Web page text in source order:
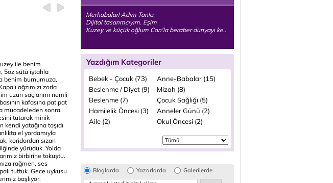
ile benim
5oz sütü iştahla
benim burnumuza,
ağzımızı zorla
uzun saçlarımı nemli
kafasına pat pat
mücadeleden sonra,
tutarak minik
kendi yatağına taşıdı
el yordamıyla
koridordan sızan
yürüdük. Yolda
birbirine tokuştu.
rağmen, ses
tuttuk. Gece uykusu
başlıyor.
Merhabalar! Adım Tanla.
Dijital tasarımcıyım. Eşim
Kuzey ve küçük oğlum Can'la beraber dünyayı ke..
Yazdığım Kategoriler
Bebek - Çocuk (73)
Anne-Babalar (15)
Beslenme / Diyet (9)
Mizah (8)
Beslenme (7)
Çocuk Sağlığı (5)
Hamilelik Öncesi (3)
Anneler Günü (2)
Aile (2)
Okul Öncesi (2)
Bloglarda Yazarlarda Galerilerde